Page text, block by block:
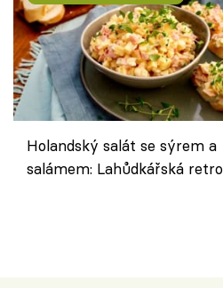
Holandský salát se sýrem a
salámem: Lahůdkářská retro